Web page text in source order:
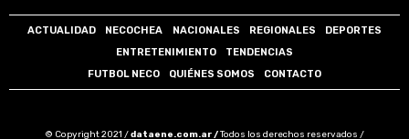
ACTUALIDAD NECOCHEA NACIONALES REGIONALES
DEPORTES
ENTRETENIMIENTO
TENDENCIAS
FUTBOL NECO
QUIÉNES SOMOS CONTACTO
© Copyright 2021 /dataene.com.ar /Todos los derechos reservados /